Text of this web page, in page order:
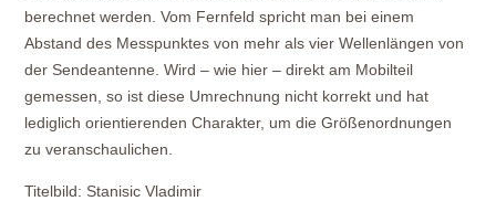
berechnet werden. Vom Fernfeld spricht man bei einem
Abstand des Messpunktes von mehr als vier Wellenlängen von
der Sendeantenne. Wird – wie hier – direkt am Mobilteil
gemessen, so ist diese Umrechnung nicht korrekt und hat
lediglich orientierenden Charakter, um die Größenordnungen
zu veranschaulichen.
Titelbild: Stanisic Vladimir